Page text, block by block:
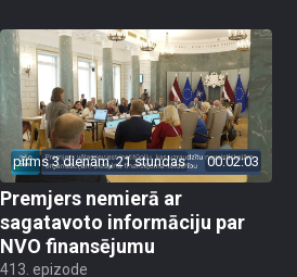
pirms 3 dienām, 21 stundas 00:02:03
Premjers nemierā ar
sagatavoto informāciju par
NVO finansējumu
413. epizode